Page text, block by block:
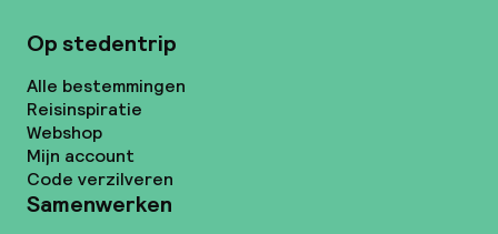
Op stedentrip
Alle bestemmingen
Reisinspiratie
Webshop
Mijn account
Code verzilveren
Samenwerken